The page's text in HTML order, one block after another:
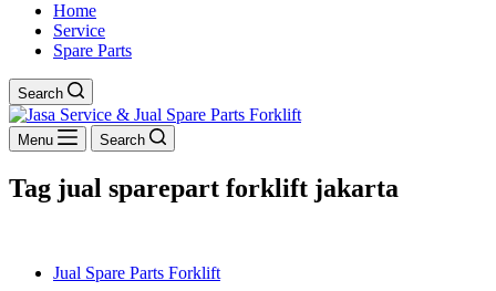
Home
Service
Spare Parts
Search
Menu Search
Tag jual sparepart forklift jakarta
Jual Spare Parts Forklift